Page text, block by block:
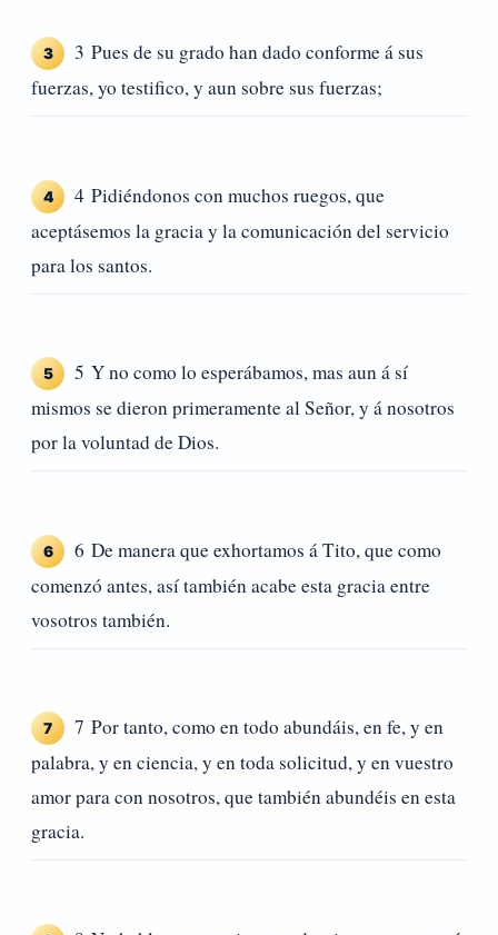
3
3 Pues de su grado han dado conforme á sus
fuerzas, yo testifico, y aun sobre sus fuerzas;
4
4 Pidiéndonos con muchos ruegos, que
aceptásemos la gracia y la comunicación del servicio
para los santos.
5
5 Y no como lo esperábamos, mas aun á sí
mismos se dieron primeramente al Señor, y á nosotros
por la voluntad de Dios.
6
6 De manera que exhortamos á Tito, que como
comenzó antes, así también acabe esta gracia entre
vosotros también.
7
7 Por tanto, como en todo abundáis, en fe, y en
palabra, y en ciencia, y en toda solicitud, y en vuestro
amor para con nosotros, que también abundéis en esta
gracia.